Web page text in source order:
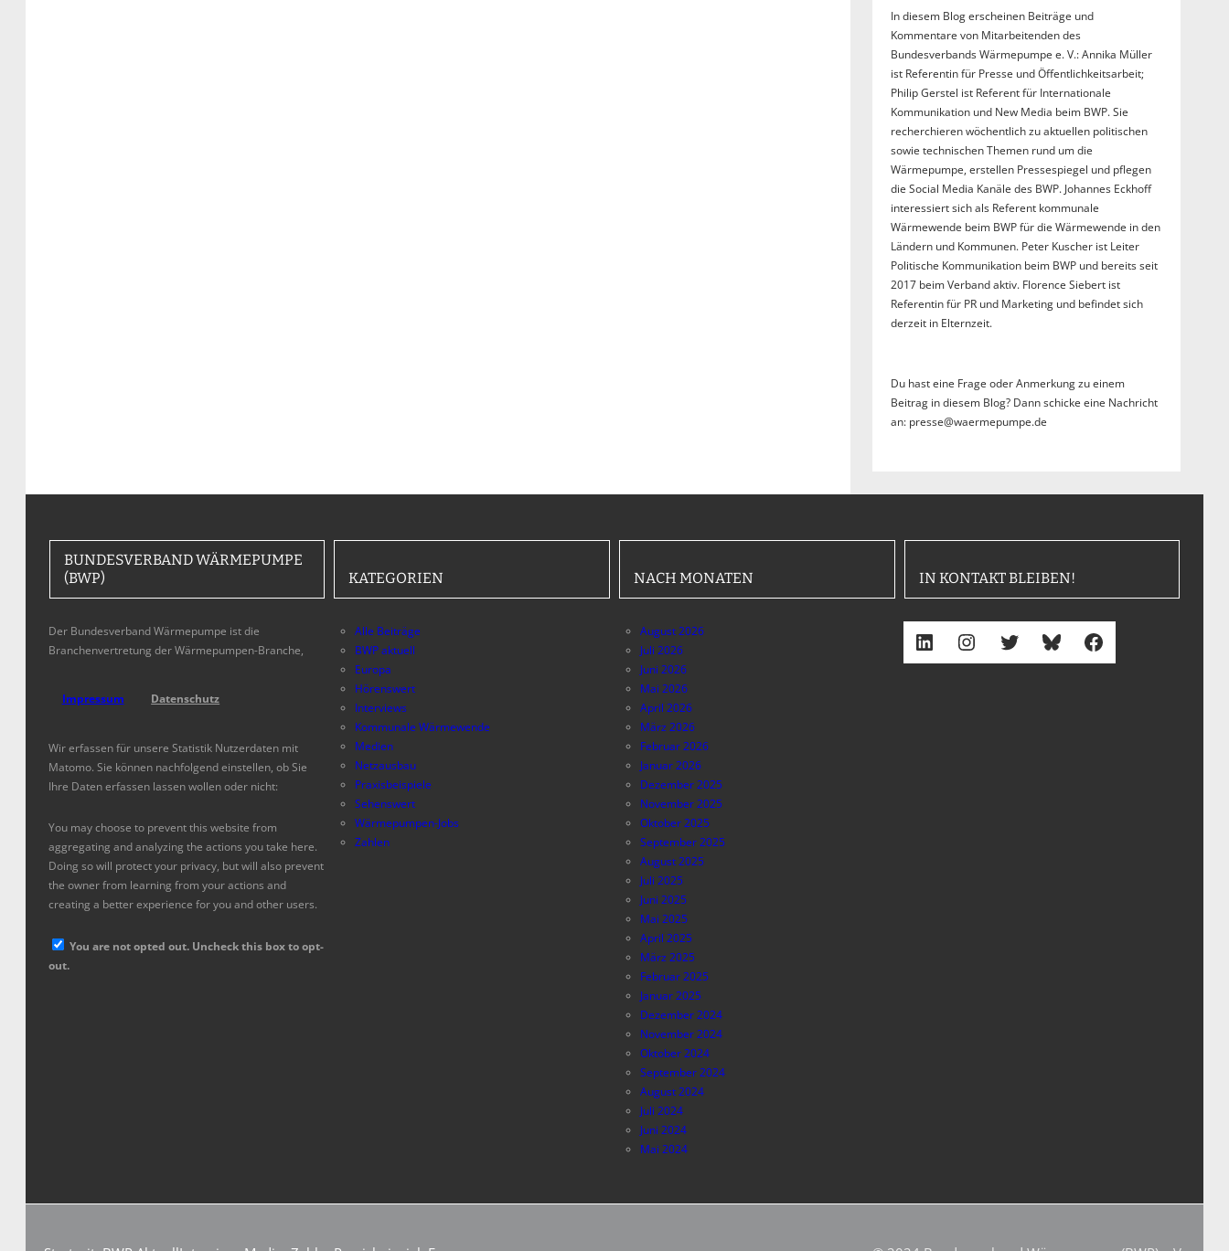
In diesem Blog erscheinen Beiträge und
Kommentare von Mitarbeitenden des
Bundesverbands Wärmepumpe e. V.: Annika Müller
ist Referentin für Presse und Öffentlichkeitsarbeit;
Philip Gerstel ist Referent für Internationale
Kommunikation und New Media beim BWP. Sie
recherchieren wöchentlich zu aktuellen politischen
sowie technischen Themen rund um die
Wärmepumpe, erstellen Pressespiegel und pflegen
die Social Media Kanäle des BWP. Johannes Eckhoff
interessiert sich als Referent kommunale
Wärmewende beim BWP für die Wärmewende in den
Ländern und Kommunen. Peter Kuscher ist Leiter
Politische Kommunikation beim BWP und bereits seit
2017 beim Verband aktiv. Florence Siebert ist
Referentin für PR und Marketing und befindet sich
derzeit in Elternzeit.
Du hast eine Frage oder Anmerkung zu einem
Beitrag in diesem Blog? Dann schicke eine Nachricht
an: presse@waermepumpe.de
BUNDESVERBAND WÄRMEPUMPE
(BWP)
Der Bundesverband Wärmepumpe ist die
Branchenvertretung der Wärmepumpen-Branche,
Impressum Datenschutz
Wir erfassen für unsere Statistik Nutzerdaten mit
Matomo. Sie können nachfolgend einstellen, ob Sie
Ihre Daten erfassen lassen wollen oder nicht:
You may choose to prevent this website from
aggregating and analyzing the actions you take here.
Doing so will protect your privacy, but will also prevent
the owner from learning from your actions and
creating a better experience for you and other users.
You are not opted out. Uncheck this box to opt-
out.
KATEGORIEN
Alle Beiträge
BWP aktuell
Europa
Hörenswert
Interviews
Kommunale Wärmewende
Medien
Netzausbau
Praxisbeispiele
Sehenswert
Wärmepumpen-Jobs
Zahlen
NACH MONATEN
August 2026
Juli 2026
Juni 2026
Mai 2026
April 2026
März 2026
Februar 2026
Januar 2026
Dezember 2025
November 2025
Oktober 2025
September 2025
August 2025
Juli 2025
Juni 2025
Mai 2025
April 2025
März 2025
Februar 2025
Januar 2025
Dezember 2024
November 2024
Oktober 2024
September 2024
August 2024
Juli 2024
Juni 2024
Mai 2024
IN KONTAKT BLEIBEN!
LinkedIn Instagram Twitter Bluesky Facebook